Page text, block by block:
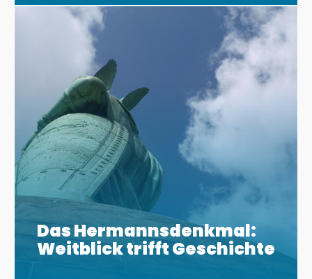
Das Hermannsdenkmal:
Weitblick trifft Geschichte